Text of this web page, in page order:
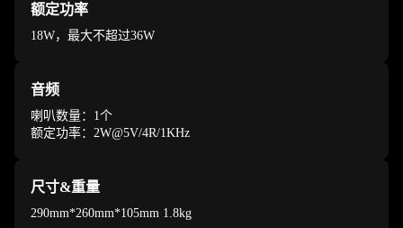
额定功率
18W，最大不超过36W
音频
喇叭数量：1个
额定功率：2W@5V/4R/1KHz
尺寸&重量
290mm*260mm*105mm 1.8kg